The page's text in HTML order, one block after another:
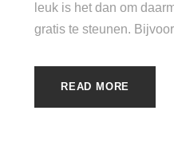
leuk is het dan om
gratis te steunen.
READ MORE